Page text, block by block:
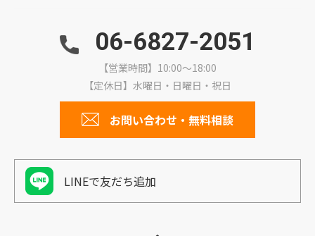
06-6827-2051
【営業時間】10:00～18:00
【定休日】水曜日・日曜日・祝日
お問い合わせ・無料相談
LINEで友だち追加